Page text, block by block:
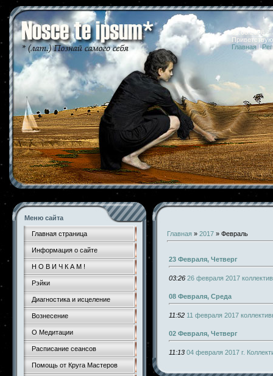
09.08.2026
Главная |
Меню сайта
Главная страница
Информация о сайте
Н О В И Ч К А М !
Рэйки
Диагностика и исцеление
Вознесение
О Медитации
Расписание сеансов
Помощь от Круга Мастеров
Главная » 2017 » Февраль
23 Февраля, Четверг
03:26 26 февраля 2017
08 Февраля, Среда
11:52 11 февраля 2017
02 Февраля, Четверг
11:13 04 февраля 2017 г.